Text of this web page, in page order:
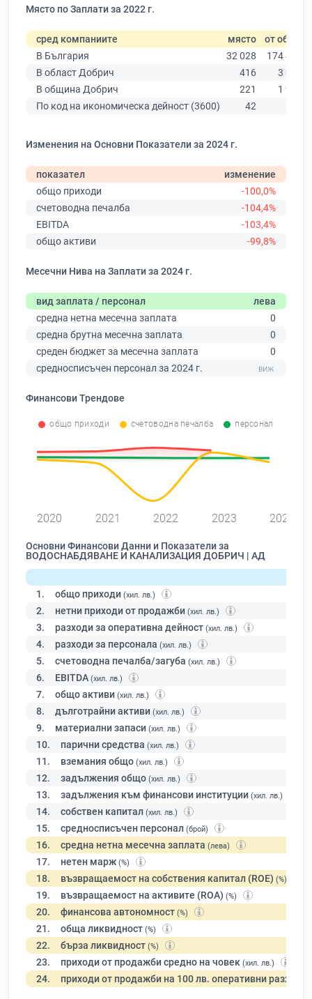
Място по Заплати за 2022 г.
сред компаниите място от общо
В България
32 028
174 403
В област Добрич
416
3 081
В община Добрич
221
1 913
По код на икономическа дейност (3600)
42
Изменения на Основни Показатели за 2024 г.
показател
изменение
общо приходи
-100,0%
счетоводна печалба
-104,4%
EBITDA
-103,4%
общо активи
-99,8%
Месечни Нива на Заплати за 2024 г.
вид заплата / персонал
лева
средна нетна месечна заплата
0
средна брутна месечна заплата
0
среден бюджет за месечна заплата
0
средносписъчен персонал за 2024 г.
Финансови Трендове
общо приходи счетоводна печалба персонал
2020 2021 2022 2023 2024
Основни Финансови Данни и Показатели за
ВОДОСНАБДЯВАНЕ И КАНАЛИЗАЦИЯ ДОБРИЧ | АД
1. общо приходи (хил. лв.)
2. нетни приходи от продажби (хил. лв.)
3. разходи за оперативна дейност (хил. лв.)
4. разходи за персонала (хил. лв.)
5. счетоводна печалба/загуба (хил. лв.)
6. EBITDA (хил. лв.)
7. общо активи (хил. лв.)
8. дълготрайни активи (хил. лв.)
9. материални запаси (хил. лв.)
10. парични средства (хил. лв.)
11. вземания общо (хил. лв.)
12. задължения общо (хил. лв.)
13. задължения към финансови институции (хил. лв.)
14. собствен капитал (хил. лв.)
15. средносписъчен персонал (брой)
16. средна нетна месечна заплата (лева)
17. нетен марж (%)
18. възвращаемост на собствения капитал (ROE) (%)
19. възвращаемост на активите (ROA) (%)
20. финансова автономност (%)
21. обща ликвидност (%)
22. бърза ликвидност (%)
23. приходи от продажби средно на човек (хил. лв.)
24. приходи от продажби на 100 лв. оперативни разходи